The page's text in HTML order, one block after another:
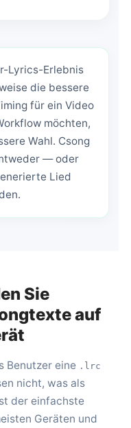
Lyrics-Erlebnis
die bessere
für ein Video
möchten,
Wahl. Csong
— oder
Lied
Sie
auf
Benutzer eine .lrc
nicht, was als
der einfachste
Geräten und